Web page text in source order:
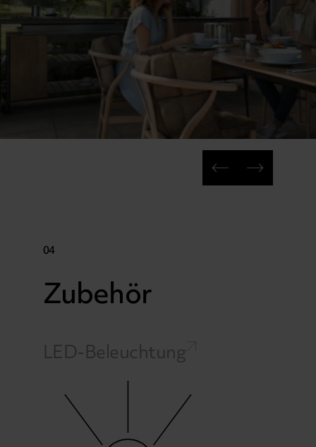
04
Zubehör
LED-Beleuchtung